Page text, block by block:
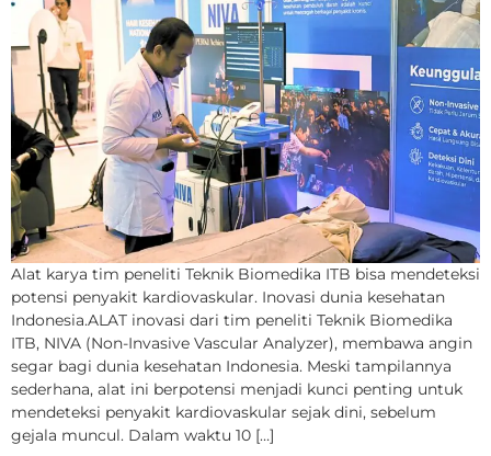
Alat karya tim peneliti Teknik Biomedika ITB bisa mendeteksi
potensi penyakit kardiovaskular. Inovasi dunia kesehatan
Indonesia.ALAT inovasi dari tim peneliti Teknik Biomedika
ITB, NIVA (Non-Invasive Vascular Analyzer), membawa angin
segar bagi dunia kesehatan Indonesia. Meski tampilannya
sederhana, alat ini berpotensi menjadi kunci penting untuk
mendeteksi penyakit kardiovaskular sejak dini, sebelum
gejala muncul. Dalam waktu 10 […]